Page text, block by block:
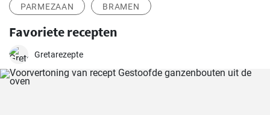
PARMEZAAN BRAMEN
Favoriete recepten
Gretarezepte